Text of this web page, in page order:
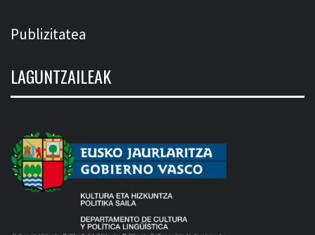
Publizitatea
LAGUNTZAILEAK